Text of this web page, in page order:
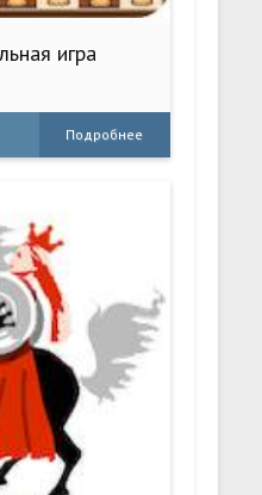
игра
Подробнее